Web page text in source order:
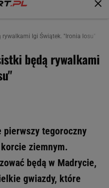
rywalkami Igi Świątek. "Ironia losu"
będą rywalkami
tegoroczny
ziemnym.
będą w Madrycie,
gwiazdy, które